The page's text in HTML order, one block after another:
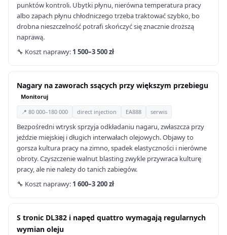
punktów kontroli. Ubytki płynu, nierówna temperatura pracy
albo zapach płynu chłodniczego trzeba traktować szybko, bo
drobna nieszczelność potrafi skończyć się znacznie droższą
naprawą.
🔧 Koszt naprawy: 1 500–3 500 zł
Nagary na zaworach ssących przy większym przebiegu
Monitoruj
📍 80 000–180 000
direct injection EA888 serwis
Bezpośredni wtrysk sprzyja odkładaniu nagaru, zwłaszcza przy
jeździe miejskiej i długich interwałach olejowych. Objawy to
gorsza kultura pracy na zimno, spadek elastyczności i nierówne
obroty. Czyszczenie walnut blasting zwykle przywraca kulturę
pracy, ale nie należy do tanich zabiegów.
🔧 Koszt naprawy: 1 600–3 200 zł
S tronic DL382 i napęd quattro wymagają regularnych
wymian oleju